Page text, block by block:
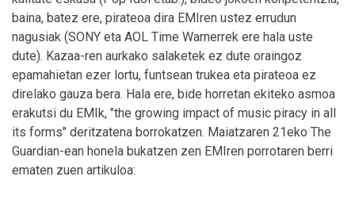
baina, batez ere, pirateoa dira EMIren ustez errudun
nagusiak (SONY eta AOL Time Warnerrek ere hala uste
dute). Kazaa-ren aurkako salaketek ez dute oraingoz
epamahietan ezer lortu, funtsean trukea eta pirateoa ez
direlako gauza bera. Hala ere, bide horretan ekiteko asmoa
erakutsi du EMIk, "the growing impact of music piracy in all
its forms" deritzatena borrokatzen. Maiatzaren 21eko The
Guardian-ean honela bukatzen zen EMIren porrotaren berri
ematen zuen artikuloa: